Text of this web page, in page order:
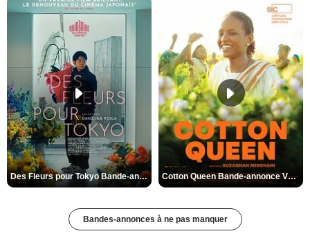
Des Fleurs pour Tokyo Bande-annonce VO STFR Cotton Queen Bande-annonce VO STFR
Bandes-annonces à ne pas manquer